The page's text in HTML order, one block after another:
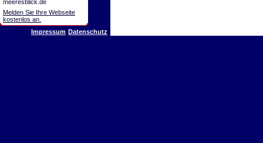
meeresblick.de
Melden Sie Ihre Webseite
kostenlos an.
Impressum Datenschutz